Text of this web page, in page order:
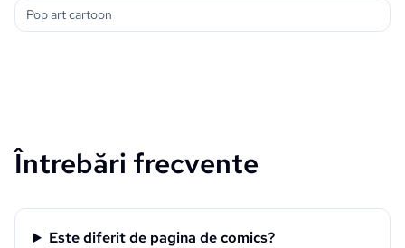
Pop art cartoon
Întrebări frecvente
Este diferit de pagina de comics?